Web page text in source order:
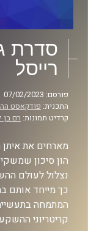
רייסל
פורסם: 07/02/2023
התכנית: פודקאסט
קרדיט תמונות: רם בן
הון סיכון
נצלול לעולם
כך מייחד אותם
המתמחה
קריטריוני